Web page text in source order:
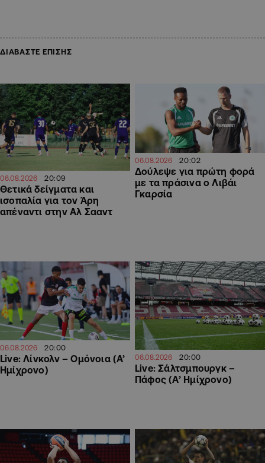
ΔΙΑΒΑΣΤΕ ΕΠΙΣΗΣ
06.08.2026 20:09
Θετικά δείγματα και
ισοπαλία για τον Άρη
απέναντι στην Αλ Σααντ
06.08.2026 20:02
Δούλεψε για πρώτη φορά
με τα πράσινα ο Λιβάι
Γκαρσία
06.08.2026 20:00
Live: Λίνκολν – Ομόνοια (Α’
Ημίχρονο)
06.08.2026 20:00
Live: Σάλτσμπουργκ –
Πάφος (Α’ Ημίχρονο)